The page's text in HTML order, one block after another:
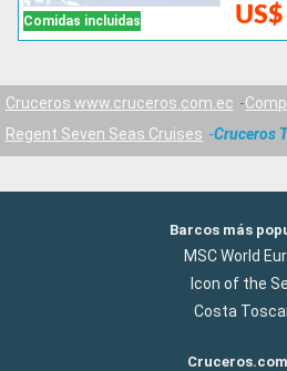
Comidas incluidas
Cruceros www.cruceros.com.ec
Regent Seven Seas Cruises
Cruceros
Barcos más
MSC World
Icon of the
Costa